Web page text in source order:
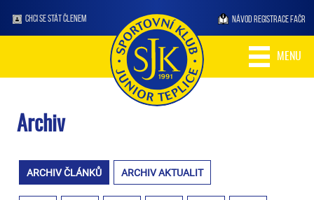
CHCI SE STÁT ČLENEM NÁVOD REGISTRACE FAČR
MENU
Archiv
ARCHIV ČLÁNKŮ ARCHIV AKTUALIT